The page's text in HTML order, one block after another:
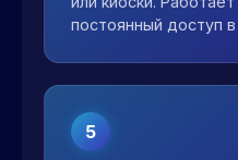
постоянный доступ
5